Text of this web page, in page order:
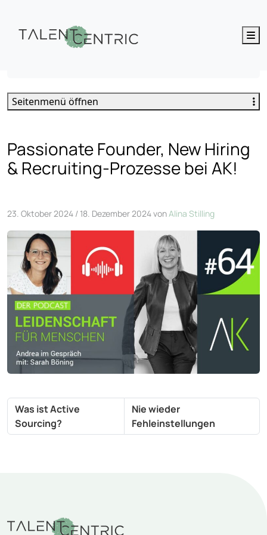
Passionate Founder, New Hiring
& Recruiting-Prozesse bei AK!
23. Oktober 2024 / 18. Dezember 2024vonAlina Stilling
Was ist Active
Sourcing?
Nie wieder
Fehleinstellungen
Seitenmenü öffnen